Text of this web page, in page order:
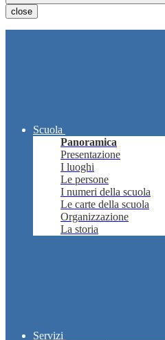
close
Scuola
Panoramica
Presentazione
I luoghi
Le persone
I numeri della scuola
Le carte della scuola
Organizzazione
La storia
Servizi